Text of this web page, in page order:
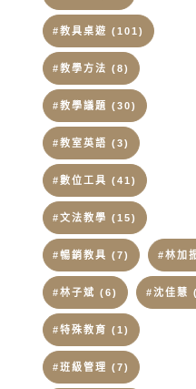
#教具桌遊 (101)
#教學方法 (8)
#教學議題 (30)
#教室英語 (3)
#數位工具 (41)
#文法教學 (15)
#暢銷教具 (7) #林加
#林子斌 (6) #沈佳慧
#特殊教育 (1)
#班級管理 (7)